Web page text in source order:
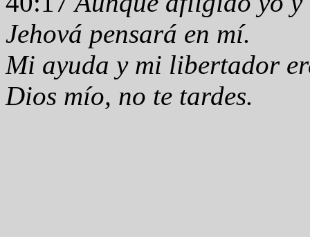
Jehová pensará en mí.
Mi ayuda y mi libertador
Dios mío, no te tardes.